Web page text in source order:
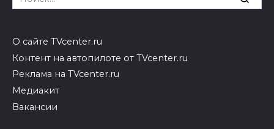
for:
О сайте TVcenter.ru
Контент на автопилоте от TVcenter.ru
Реклама на TVcenter.ru
Медиакит
Вакансии